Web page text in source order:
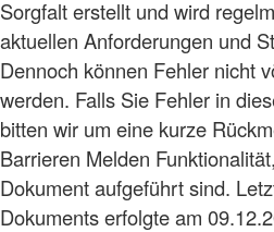
Sorgfalt erstellt und wird
aktuellen Anforderungen und
Dennoch können Fehler nicht
werden. Falls Sie Fehler in
bitten wir um eine kurze
Barrieren Melden
Dokument aufgeführt sind.
Dokuments erfolgte am